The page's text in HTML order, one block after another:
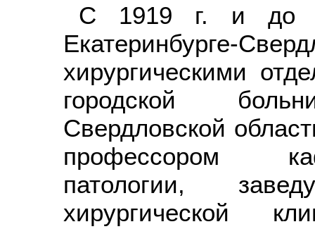
С 1919 г. и до
Екатеринбурге-
хирургическими
городской
Свердловской
профессором
патологии,
хирургической